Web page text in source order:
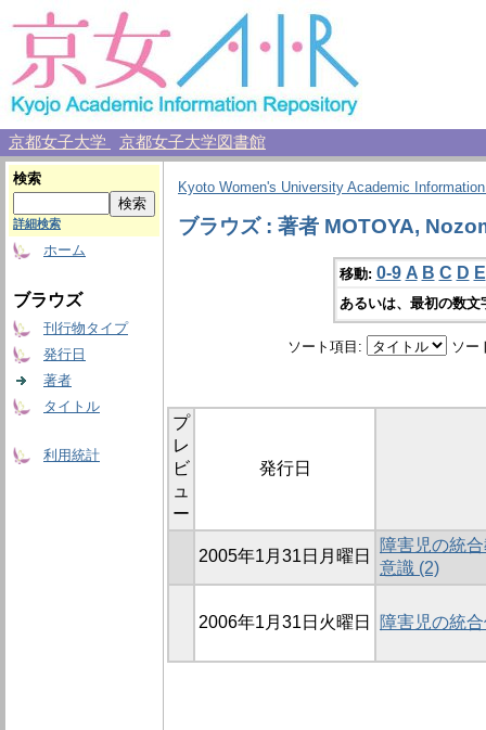
京都女子大学 京都女子大学図書館
検索
詳細検索
ホーム
ブラウズ
刊行物タイプ
発行日
著者
タイトル
利用統計
Kyoto Women's University Academic
ブラウズ : 著者 MOTOYA,
移動: 0-9 A B C D E
あるいは、最初の数
ソート項目: ソー
プ
レ
ビ
ュ
ー
発行日
2005年1月31日月曜日
障害児の統
意識 (2)
2006年1月31日火曜日 障害児の統